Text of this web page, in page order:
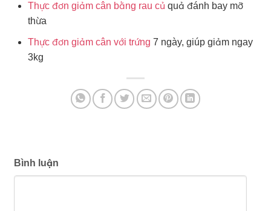
Thực đơn giảm cân bằng rau củ quả đánh bay mỡ
thừa
Thực đơn giảm cân với trứng 7 ngày, giúp giảm ngay
3kg
Bình luận